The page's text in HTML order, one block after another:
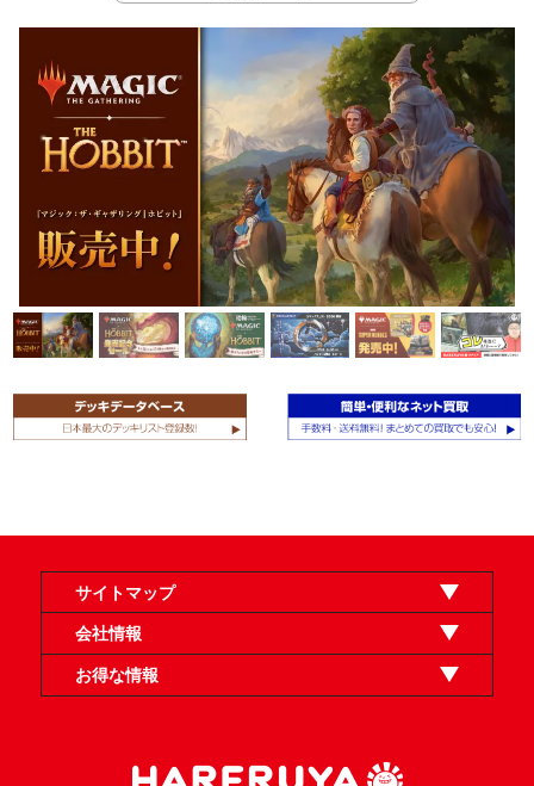
サイトマップ
オンラインショップ
買取
記事
選手一覧
デッキ検索
デッキ構築
イベント・大会
店舗のご案内
お問い合わせ
ヘルプ
FAQ
会社情報
利用規約
スタッフ募集
特定商取引法表示
個人情報保護方針
企業情報
お得な情報